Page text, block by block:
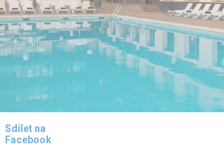
Sdílet na
Facebook